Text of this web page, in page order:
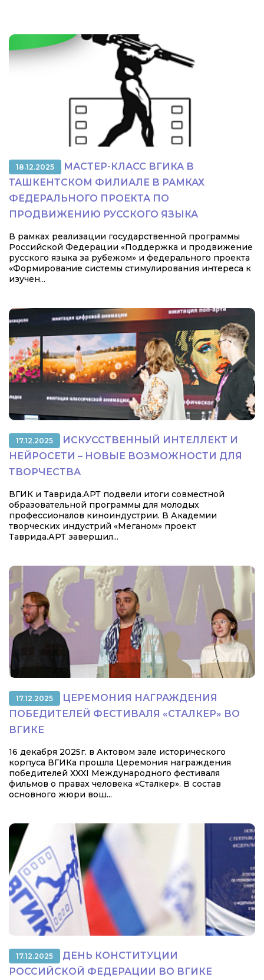
18.12.2025
МАСТЕР-КЛАСС ВГИКА В
ТАШКЕНТСКОМ ФИЛИАЛЕ В РАМКАХ
ФЕДЕРАЛЬНОГО ПРОЕКТА ПО
ПРОДВИЖЕНИЮ РУССКОГО ЯЗЫКА
В рамках реализации государственной программы
Российской Федерации «Поддержка и продвижение
русского языка за рубежом» и федерального проекта
«Формирование системы стимулирования интереса к
изучен...
17.12.2025
ИСКУССТВЕННЫЙ ИНТЕЛЛЕКТ И
НЕЙРОСЕТИ – НОВЫЕ ВОЗМОЖНОСТИ ДЛЯ
ТВОРЧЕСТВА
ВГИК и Таврида.АРТ подвели итоги совместной
образовательной программы для молодых
профессионалов киноиндустрии. В Академии
творческих индустрий «Меганом» проект
Таврида.АРТ завершил...
17.12.2025
ЦЕРЕМОНИЯ НАГРАЖДЕНИЯ
ПОБЕДИТЕЛЕЙ ФЕСТИВАЛЯ «СТАЛКЕР» ВО
ВГИКЕ
16 декабря 2025г. в Актовом зале исторического
корпуса ВГИКа прошла Церемония награждения
победителей ХХХI Международного фестиваля
фильмов о правах человека «Сталкер». В состав
основного жюри вош...
17.12.2025
ДЕНЬ КОНСТИТУЦИИ
РОССИЙСКОЙ ФЕДЕРАЦИИ ВО ВГИКЕ